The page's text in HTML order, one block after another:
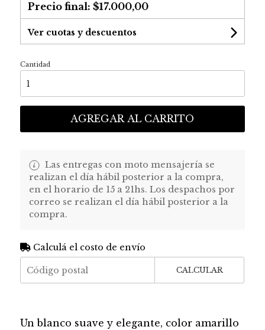
Precio final: $17.000,00
Ver cuotas y descuentos
Cantidad
AGREGAR AL CARRITO
Las entregas con moto mensajería se
realizan el día hábil posterior a la compra,
en el horario de 15 a 21hs. Los despachos por
correo se realizan el día hábil posterior a la
compra.
Calculá el costo de envío
CALCULAR
Un blanco suave y elegante, color amarillo